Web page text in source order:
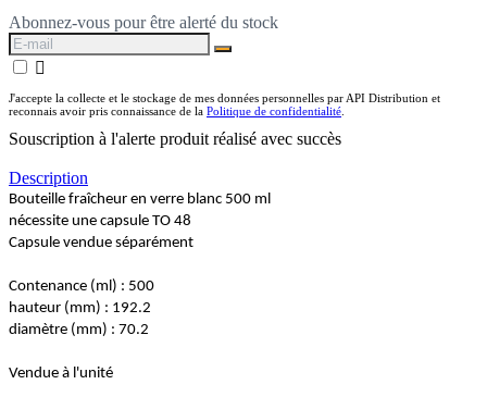
Abonnez-vous pour être alerté du stock

J'accepte la collecte et le stockage de mes données personnelles par API Distribution et
reconnais avoir pris connaissance de la Politique de confidentialité.
Souscription à l'alerte produit réalisé avec succès
Description
Bouteille fraîcheur en verre blanc 500 ml
nécessite une capsule TO 48
Capsule vendue séparément
Contenance (ml) : 500
hauteur (mm) : 192.2
diamètre (mm) : 70.2
Vendue à l'unité